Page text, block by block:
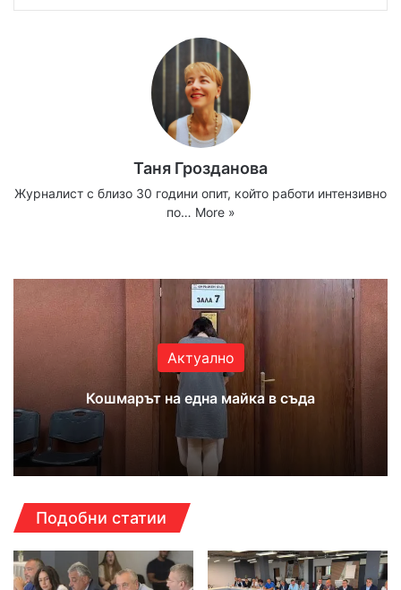
Таня Грозданова
Журналист с близо 30 години опит, който работи интензивно
по… More »
Актуално
Кошмарът на една майка в съда
Подобни статии